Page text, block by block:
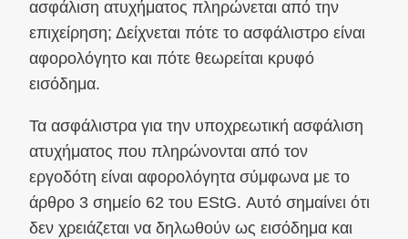
ασφάλιση ατυχήματος πληρώνεται από την
επιχείρηση; Δείχνεται πότε το ασφάλιστρο είναι
αφορολόγητο και πότε θεωρείται κρυφό
εισόδημα.
Τα ασφάλιστρα για την υποχρεωτική ασφάλιση
ατυχήματος που πληρώνονται από τον
εργοδότη είναι αφορολόγητα σύμφωνα με το
άρθρο 3 σημείο 62 του EStG. Αυτό σημαίνει ότι
δεν χρειάζεται να δηλωθούν ως εισόδημα και